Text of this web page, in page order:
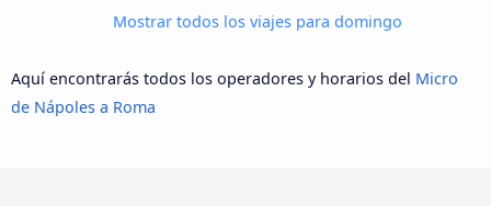
Mostrar todos los viajes para domingo
Aquí encontrarás todos los operadores y horarios del Micro
de Nápoles a Roma